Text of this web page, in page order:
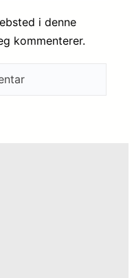
i denne
kommenterer.